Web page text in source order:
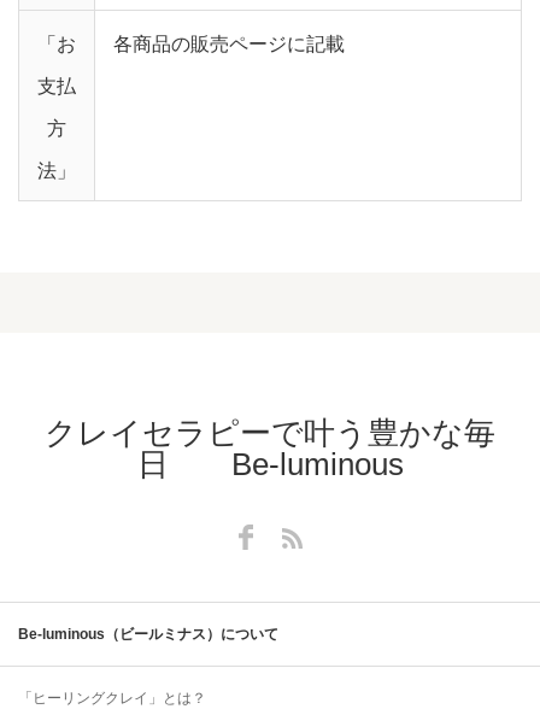
「お
支払
方
法」
各商品の販売ページに記載
クレイセラピーで叶う豊かな毎
日 Be-luminous
Be-luminous（ビールミナス）について
「ヒーリングクレイ」とは？